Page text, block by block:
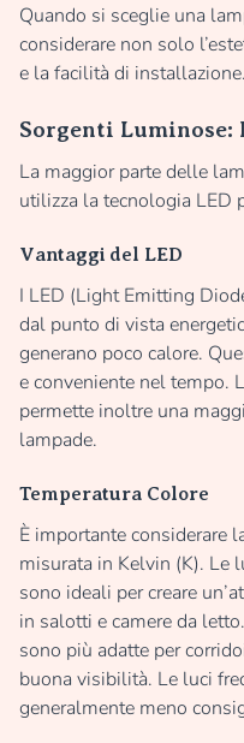
Quando si sceglie una
considerare non solo
e la facilità di installazione.
Sorgenti Luminose:
La maggior parte delle
utilizza la tecnologia LED
Vantaggi del LED
I LED (Light Emitting
dal punto di vista
generano poco calore.
e conveniente nel tempo.
permette inoltre una
lampade.
Temperatura Colore
È importante considerare
misurata in Kelvin (K). Le
sono ideali per creare
in salotti e camere da
sono più adatte per
buona visibilità. Le luci
generalmente meno